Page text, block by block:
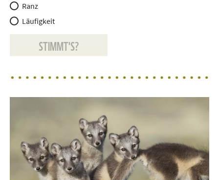
Ranz
Läufigkeit
STIMMT'S?